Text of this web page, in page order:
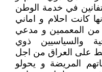
في خدمة الوطن
كانت احلام و اماني
من المعممين و مدعي
والسياسيين ذوي
على العراق من اجل
المريضة و يحولو